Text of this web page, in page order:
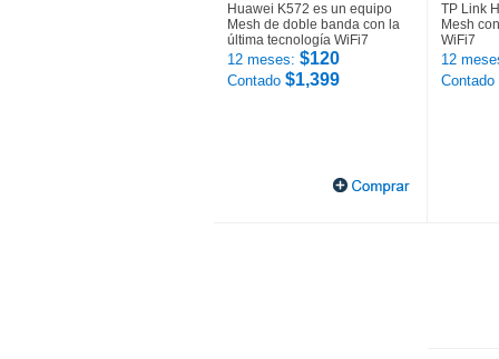
Huawei K572 es un equipo
Mesh de doble banda con la
última tecnología WiFi7
12 meses: $120
Contado $1,399
TP Link
Mesh
WiFi7
12
Contado